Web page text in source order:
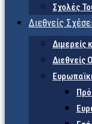
Σχολές
Διεθνείς
Διμερείς
Διεθνείς